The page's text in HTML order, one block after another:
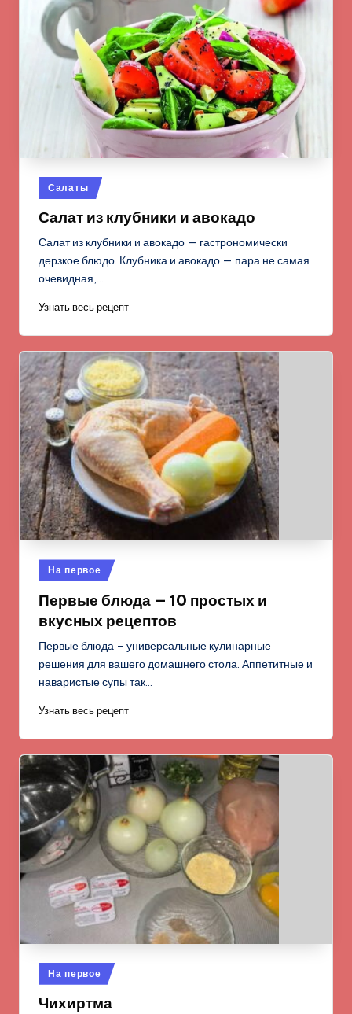
Опубликовано
в
Салаты
Салат из клубники и авокадо
Салат из клубники и авокадо — гастрономически
дерзкое блюдо. Клубника и авокадо — пара не самая
очевидная,…
Узнать весь рецепт
Опубликовано
в
На первое
Первые блюда — 10 простых и
вкусных рецептов
Первые блюда – универсальные кулинарные
решения для вашего домашнего стола. Аппетитные и
наваристые супы так…
Узнать весь рецепт
Опубликовано
в
На первое
Чихиртма